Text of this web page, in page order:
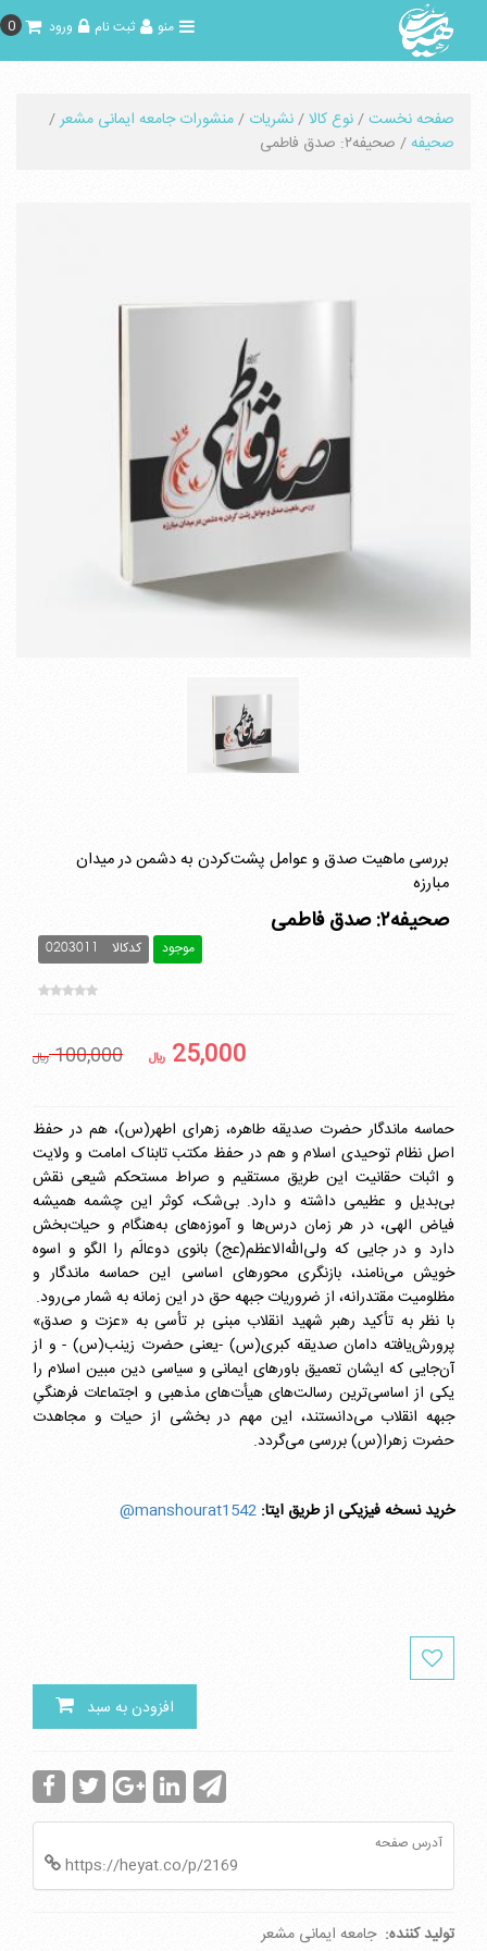
0 ورود ثبت نام منو
صفحه نخست/نوع کالا/نشریات /منشورات جامعه ایمانی مشعر/
صحیفه/ صحیفه۲: صدق فاطمی
بررسی ماهیت صدق و عوامل پشت‌کردن به دشمن در میدان
مبارزه
صحیفه۲: صدق فاطمی
موجود کدکالا 0203011
25,000 ريال 100,000 ريال
حماسه ماندگار حضرت صدیقه طاهره، زهرای اطهر(س)، هم در حفظ
اصل نظام توحیدی اسلام و هم در حفظ مکتب تابناک امامت و ولایت
و اثبات حقانیت این طریق مستقیم و صراط مستحکم شیعی نقش
بی‌بدیل و عظیمی داشته و دارد. بی‌شک، کوثر این چشمه همیشه
فیاض الهی، در هر زمان درس‌ها و آموزه‌های به‌هنگام و حیات‌بخش
دارد و در جایی که ولی‌الله‌الاعظم(عج) بانوی دوعالَم را الگو و اسوه
خویش می‌نامند، بازنگری محورهای اساسی این حماسه ماندگار و
مظلومیت مقتدرانه، از ضروریات جبهه حق در این زمانه به شمار می‌رود.
با نظر به تأکید رهبر شهید انقلاب مبنی بر تأسی به «عزت و صدق»
پرورش‌یافته دامان صدیقه کبری(س) -یعنی حضرت زینب(س) - و از
آن‌جایی که ایشان تعمیق باورهای ایمانی و سیاسی دین مبین اسلام را
یکی از اساسی‌ترین رسالت‌های هیأت‌های مذهبی و اجتماعات فرهنگیِ
جبهه انقلاب می‌دانستند، این مهم در بخشی از حیات و مجاهدت
حضرت زهرا(س) بررسی می‌گردد.
خرید نسخه فیزیکی از طریق ایتا: manshourat1542@
افزودن به سبد
آدرس صفحه
https://heyat.co/p/2169
تولید کننده: جامعه ایمانی مشعر